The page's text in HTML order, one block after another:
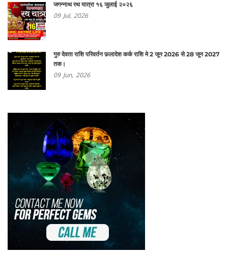
जगन्नाथ रथ यात्रा १६ जुलाई २०२६
09 Jul, 2026
गुरु देवता राशि परिवर्तन फ़लादेश कर्क राशि मे 2 जून 2026 से 28 जून 2027
तक।
09 Jun, 2026